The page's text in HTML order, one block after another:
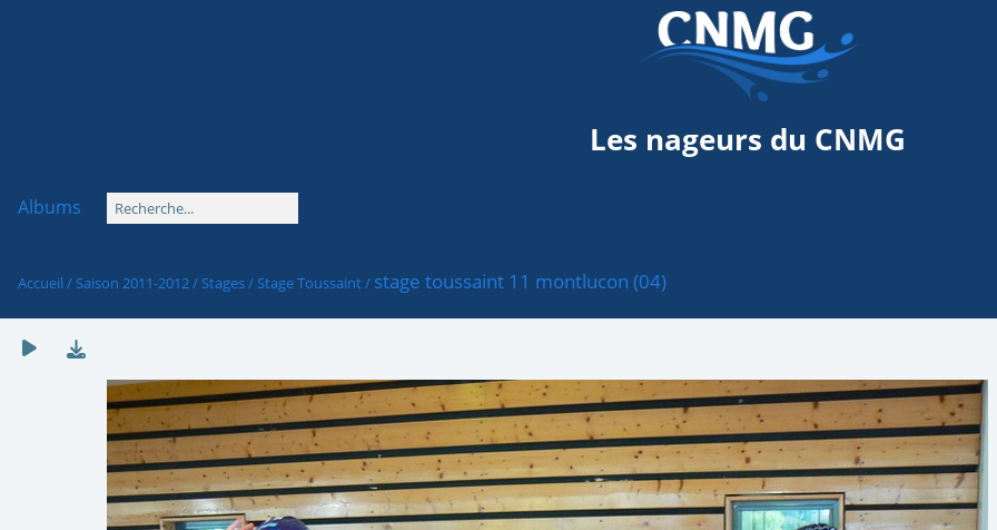
Les nageurs du CNMG
Albums
Accueil / Saison 2011-2012/ Stages/ Stage Toussaint/ stage toussaint 11 montlucon (04)